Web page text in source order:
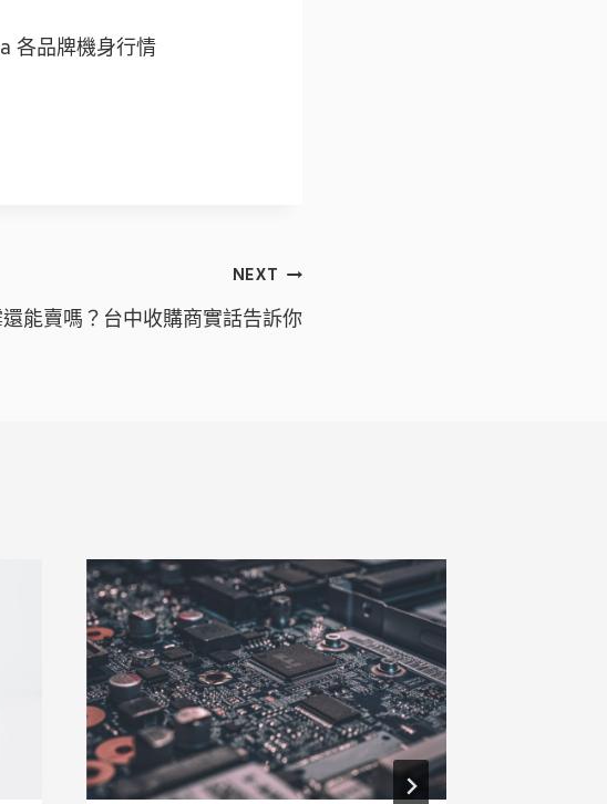
各品牌機身行情
NEXT
能賣嗎？台中收購商實話告訴你